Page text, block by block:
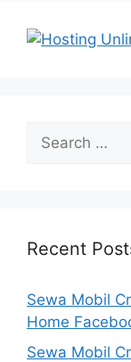
Search
for:
Recent
Sewa Mobil
Home
Sewa Mobil